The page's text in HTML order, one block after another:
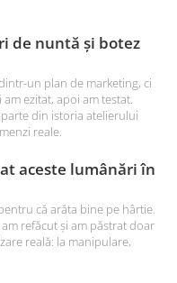
de nuntă și botez
un plan de marketing, ci
ezitat, apoi am testat.
din istoria atelierului
reale.
aceste lumânări în
că arăta bine pe hârtie.
refăcut și am păstrat doar
reală: la manipulare,